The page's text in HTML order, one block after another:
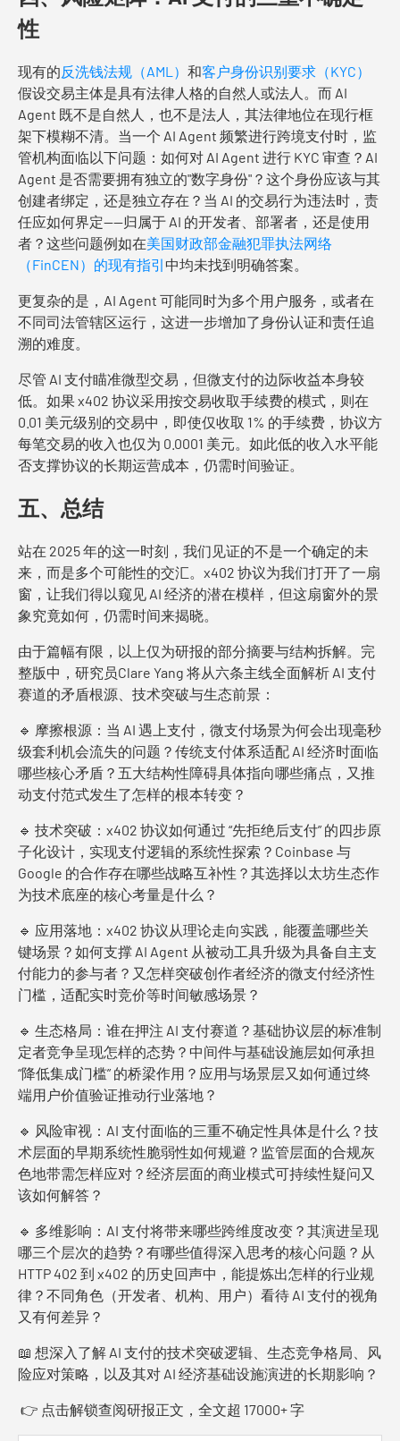
性
现有的反洗钱法规（AML） 和客户身份识别要求（KYC）
假设交易主体是具有法律人格的自然人或法人。而 AI
Agent 既不是自然人，也不是法人，其法律地位在现行框
架下模糊不清。当一个 AI Agent 频繁进行跨境支付时，监
管机构面临以下问题：如何对 AI Agent 进行 KYC 审查？AI
Agent 是否需要拥有独立的"数字身份"？这个身份应该与其
创建者绑定，还是独立存在？当 AI 的交易行为违法时，责
任应如何界定——归属于 AI 的开发者、部署者，还是使用
者？这些问题例如在美国财政部金融犯罪执法网络
（FinCEN）的现有指引 中均未找到明确答案。
更复杂的是，AI Agent 可能同时为多个用户服务，或者在
不同司法管辖区运行，这进一步增加了身份认证和责任追
溯的难度。
尽管 AI 支付瞄准微型交易，但微支付的边际收益本身较
低。如果 x402 协议采用按交易收取手续费的模式，则在
0.01 美元级别的交易中，即使仅收取 1% 的手续费，协议方
每笔交易的收入也仅为 0.0001 美元。如此低的收入水平能
否支撑协议的长期运营成本，仍需时间验证。
五、总结
站在 2025 年的这一时刻，我们见证的不是一个确定的未
来，而是多个可能性的交汇。x402 协议为我们打开了一扇
窗，让我们得以窥见 AI 经济的潜在模样，但这扇窗外的景
象究竟如何，仍需时间来揭晓。
由于篇幅有限，以上仅为研报的部分摘要与结构拆解。完
整版中，研究员Clare Yang 将从六条主线全面解析 AI 支付
赛道的矛盾根源、技术突破与生态前景：
🔹 摩擦根源：当 AI 遇上支付，微支付场景为何会出现毫秒
级套利机会流失的问题？传统支付体系适配 AI 经济时面临
哪些核心矛盾？五大结构性障碍具体指向哪些痛点，又推
动支付范式发生了怎样的根本转变？
🔹 技术突破：x402 协议如何通过 “先拒绝后支付” 的四步原
子化设计，实现支付逻辑的系统性探索？Coinbase 与
Google 的合作存在哪些战略互补性？其选择以太坊生态作
为技术底座的核心考量是什么？
🔹 应用落地：x402 协议从理论走向实践，能覆盖哪些关
键场景？如何支撑 AI Agent 从被动工具升级为具备自主支
付能力的参与者？又怎样突破创作者经济的微支付经济性
门槛，适配实时竞价等时间敏感场景？
🔹 生态格局：谁在押注 AI 支付赛道？基础协议层的标准制
定者竞争呈现怎样的态势？中间件与基础设施层如何承担
“降低集成门槛” 的桥梁作用？应用与场景层又如何通过终
端用户价值验证推动行业落地？
🔹 风险审视：AI 支付面临的三重不确定性具体是什么？技
术层面的早期系统性脆弱性如何规避？监管层面的合规灰
色地带需怎样应对？经济层面的商业模式可持续性疑问又
该如何解答？
🔹 多维影响：AI 支付将带来哪些跨维度改变？其演进呈现
哪三个层次的趋势？有哪些值得深入思考的核心问题？从
HTTP 402 到 x402 的历史回声中，能提炼出怎样的行业规
律？不同角色（开发者、机构、用户）看待 AI 支付的视角
又有何差异？
📖 想深入了解 AI 支付的技术突破逻辑、生态竞争格局、风
险应对策略，以及其对 AI 经济基础设施演进的长期影响？
👉 点击解锁查阅研报正文，全文超 17000+ 字